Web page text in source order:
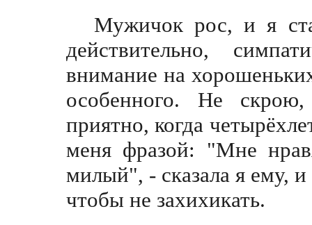
Мужичок рос, и я
действительно,
внимание на
особенного. Не
приятно, когда
меня фразой: "Мне
милый", - сказала я ему,
чтобы не захихикать.